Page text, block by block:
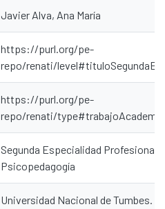
Javier Alva, Ana María
https://purl.org/pe-
repo/renati/
https://purl.org/pe-
repo/renati/
Segunda Especialidad Profesional
Psicopedagogía
Universidad Nacional de Tumbes.